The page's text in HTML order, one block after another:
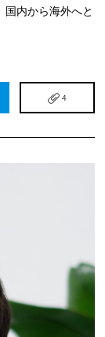
内から海外へと
4